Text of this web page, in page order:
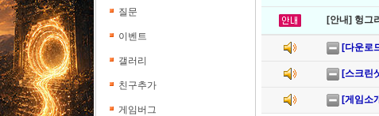
질문
이벤트
갤러리
친구추가
게임버그
[안내] 헝그
[다운로
[스크린
[게임소